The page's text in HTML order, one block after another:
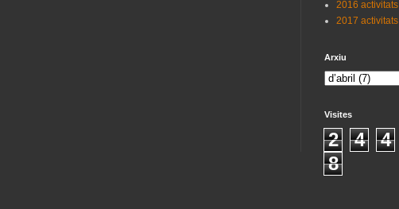
2016 activitats
2017 activitats
Arxiu
Visites
2 4 4
8